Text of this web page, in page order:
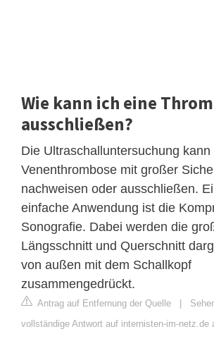
Wie kann ich eine
ausschließen?
Die Ultraschalluntersuchung kann
Venenthrombose mit großer
nachweisen oder ausschließen.
einfache Anwendung ist die
Sonografie. Dabei werden die
Längsschnitt und Querschnitt
von außen mit dem Schallkopf
zusammengedrückt.
Antrag auf Entfernung der Quelle |
vollständige Antwort auf internisten-im-netz.de